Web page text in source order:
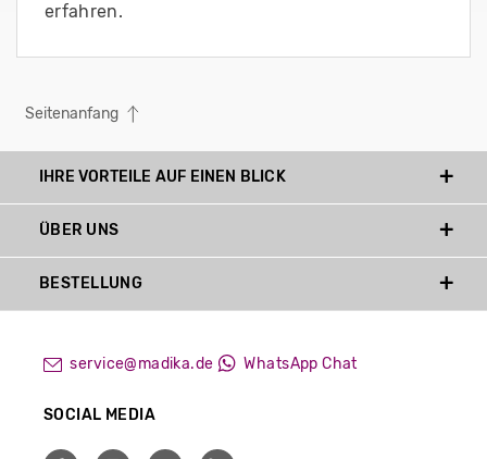
erfahren.
Seitenanfang
IHRE VORTEILE AUF EINEN BLICK
service@madika.de WhatsApp Chat
SOCIAL MEDIA
ÜBER UNS
BESTELLUNG